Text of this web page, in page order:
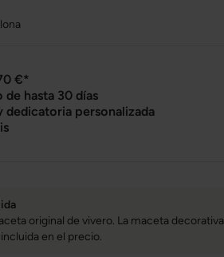
€*
hasta 30 días
personalizada
original de vivero. La maceta decorativa
en el precio.